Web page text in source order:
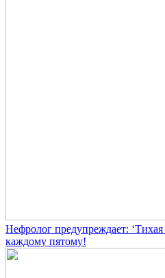
Нефролог предупреждает:
каждому пятому!